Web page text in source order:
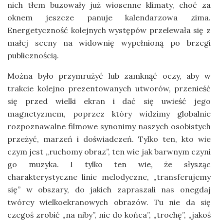
nich tłem buzowały już wiosenne klimaty, choć za
oknem jeszcze panuje kalendarzowa zima.
Energetyczność kolejnych występów przelewała się z
małej sceny na widownię wypełnioną po brzegi
publicznością.
Można było przymrużyć lub zamknąć oczy, aby w
trakcie kolejno prezentowanych utworów, przenieść
się przed wielki ekran i dać się uwieść jego
magnetyzmem, poprzez który widzimy globalnie
rozpoznawalne filmowe synonimy naszych osobistych
przeżyć, marzeń i doświadczeń. Tylko ten, kto wie
czym jest „ruchomy obraz”, ten wie jak barwnym czyni
go muzyka. I tylko ten wie, że słysząc
charakterystyczne linie melodyczne, „transferujemy
się” w obszary, do jakich zapraszali nas onegdaj
twórcy wielkoekranowych obrazów. Tu nie da się
czegoś zrobić „na niby”, nie do końca”, „trochę”, „jakoś